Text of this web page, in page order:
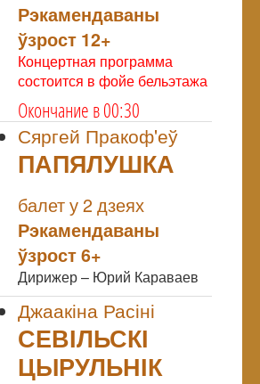
Рэкамендаваны
ўзрост 12+
Концертная программа
состоится в фойе бельэтажа
Окончание в 00:30
Сяргей Пракоф'еў
ПАПЯЛУШКА
балет у 2 дзеях
Рэкамендаваны
ўзрост 6+
Дирижер – Юрий Караваев
Джаакіна Расіні
СЕВІЛЬСКІ
ЦЫРУЛЬНІК